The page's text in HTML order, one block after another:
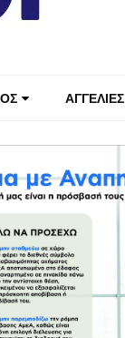
ΑΓΓΕΛΙΕΣ